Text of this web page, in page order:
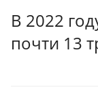
В 2022
почти 13